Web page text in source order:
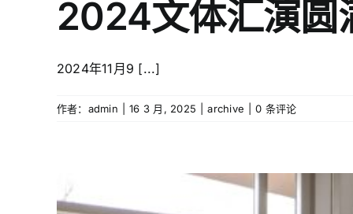
2024文体汇演圆
2024年11月9 [...]
作者： admin 16 3 月, 2025 archive 0 条评论